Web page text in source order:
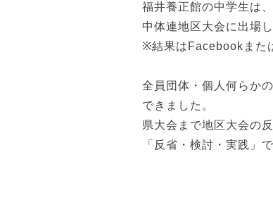
福井養正館の中学生は
中体連地区大会に出場し
※結果はFacebookまた
全員団体・個人何らか
できました。
県大会まで地区大会の
「反省・検討・実践」で